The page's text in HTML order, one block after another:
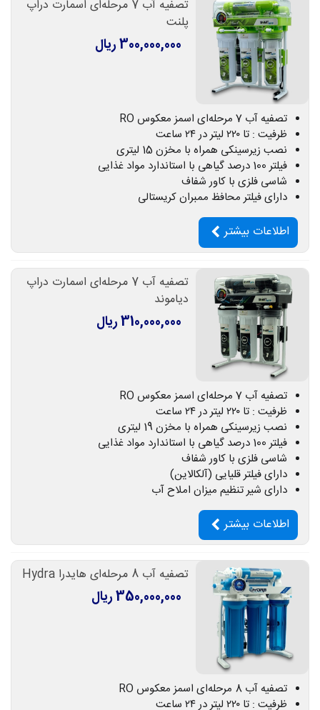
تصفیه آب 7 مرحله‌ای اسمارت دراپ
پلنت
300,000,000 ریال
تصفیه آب 7 مرحله‌ای اسمز معکوس RO
ظرفیت : تا ۲۲۰ لیتر در ۲۴ ساعت
نصب زیرسینکی همراه با مخزن 15 لیتری
فیلتر 100 درصد گیاهی با استاندارد مواد غذایی
شاسی فلزی با کاور شفاف
دارای فیلتر محافظ ممبران کریستالی
اطلاعات بیشتر
تصفیه آب 7 مرحله‌ای اسمارت دراپ
دیاموند
310,000,000 ریال
تصفیه آب 7 مرحله‌ای اسمز معکوس RO
ظرفیت : تا ۲۲۰ لیتر در ۲۴ ساعت
نصب زیرسینکی همراه با مخزن 19 لیتری
فیلتر 100 درصد گیاهی با استاندارد مواد غذایی
شاسی فلزی با کاور شفاف
دارای فیلتر قلیایی (آلکالاین)
دارای شیر تنظیم میزان املاح آب
اطلاعات بیشتر
تصفیه آب 8 مرحله‌ای هایدرا Hydra
350,000,000 ریال
تصفیه آب 8 مرحله‌ای اسمز معکوس RO
ظرفیت : تا ۲۲۰ لیتر در ۲۴ ساعت